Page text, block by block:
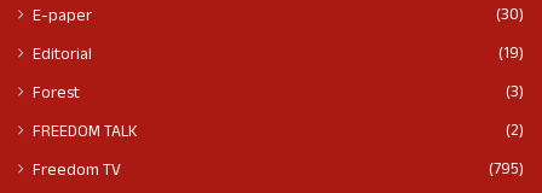
E-paper
(30)
Editorial
(19)
Forest
(3)
FREEDOM TALK
(2)
Freedom TV
(795)